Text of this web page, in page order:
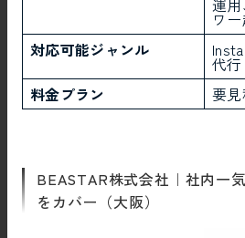
運
ワ
対応可能ジャンル
代行
料金プラン
要見
BEASTAR株式会社｜社内一
をカバー（大阪）